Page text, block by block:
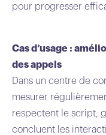
pour progresser
Cas d’usage :
des appels
Dans un centre de
mesurer
respectent le script,
concluent les